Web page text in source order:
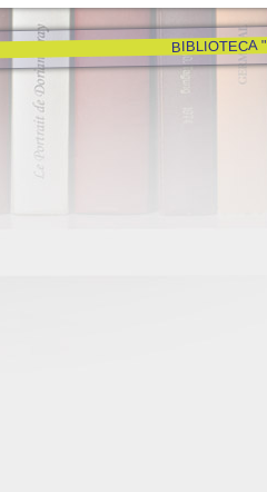
BIBLIOTECA